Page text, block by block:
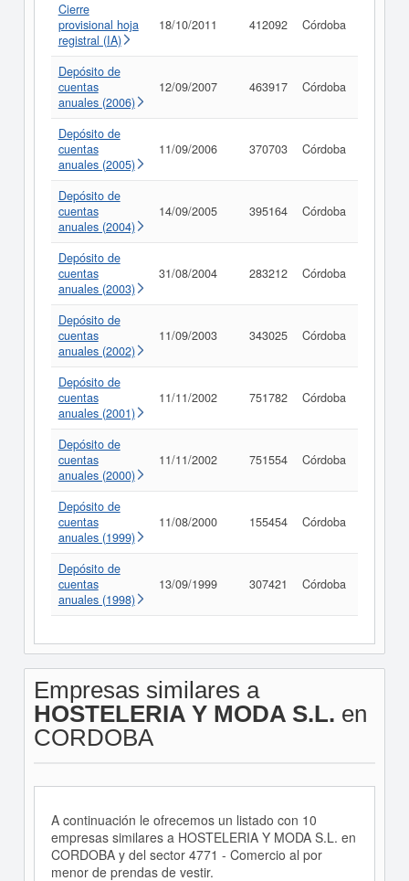
Cierre
provisional hoja
registral (IA)
18/10/2011 412092 Córdoba
Depósito de
cuentas
anuales (2006)
12/09/2007 463917 Córdoba
Depósito de
cuentas
anuales (2005)
11/09/2006 370703 Córdoba
Depósito de
cuentas
anuales (2004)
14/09/2005 395164 Córdoba
Depósito de
cuentas
anuales (2003)
31/08/2004 283212 Córdoba
Depósito de
cuentas
anuales (2002)
11/09/2003 343025 Córdoba
Depósito de
cuentas
anuales (2001)
11/11/2002 751782 Córdoba
Depósito de
cuentas
anuales (2000)
11/11/2002 751554 Córdoba
Depósito de
cuentas
anuales (1999)
11/08/2000 155454 Córdoba
Depósito de
cuentas
anuales (1998)
13/09/1999 307421 Córdoba
Empresas similares a
HOSTELERIA Y MODA S.L. en
CORDOBA
A continuación le ofrecemos un listado con 10
empresas similares a HOSTELERIA Y MODA S.L. en
CORDOBA y del sector 4771 - Comercio al por
menor de prendas de vestir.